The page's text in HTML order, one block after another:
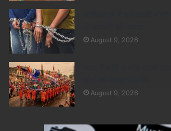
August 9, 2026
August 9, 2026